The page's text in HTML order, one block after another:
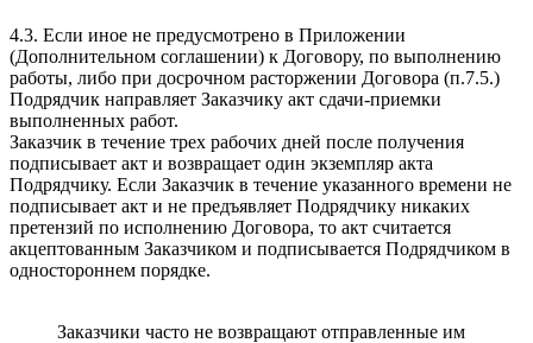
4.3. Если иное не предусмотрено в Приложении
(Дополнительном соглашении) к Договору, по выполнению
работы, либо при досрочном расторжении Договора (п.7.5.)
Подрядчик направляет Заказчику акт сдачи-приемки
выполненных работ.
Заказчик в течение трех рабочих дней после получения
подписывает акт и возвращает один экземпляр акта
Подрядчику. Если Заказчик в течение указанного времени не
подписывает акт и не предъявляет Подрядчику никаких
претензий по исполнению Договора, то акт считается
акцептованным Заказчиком и подписывается Подрядчиком в
одностороннем порядке.
Заказчики часто не возвращают отправленные им